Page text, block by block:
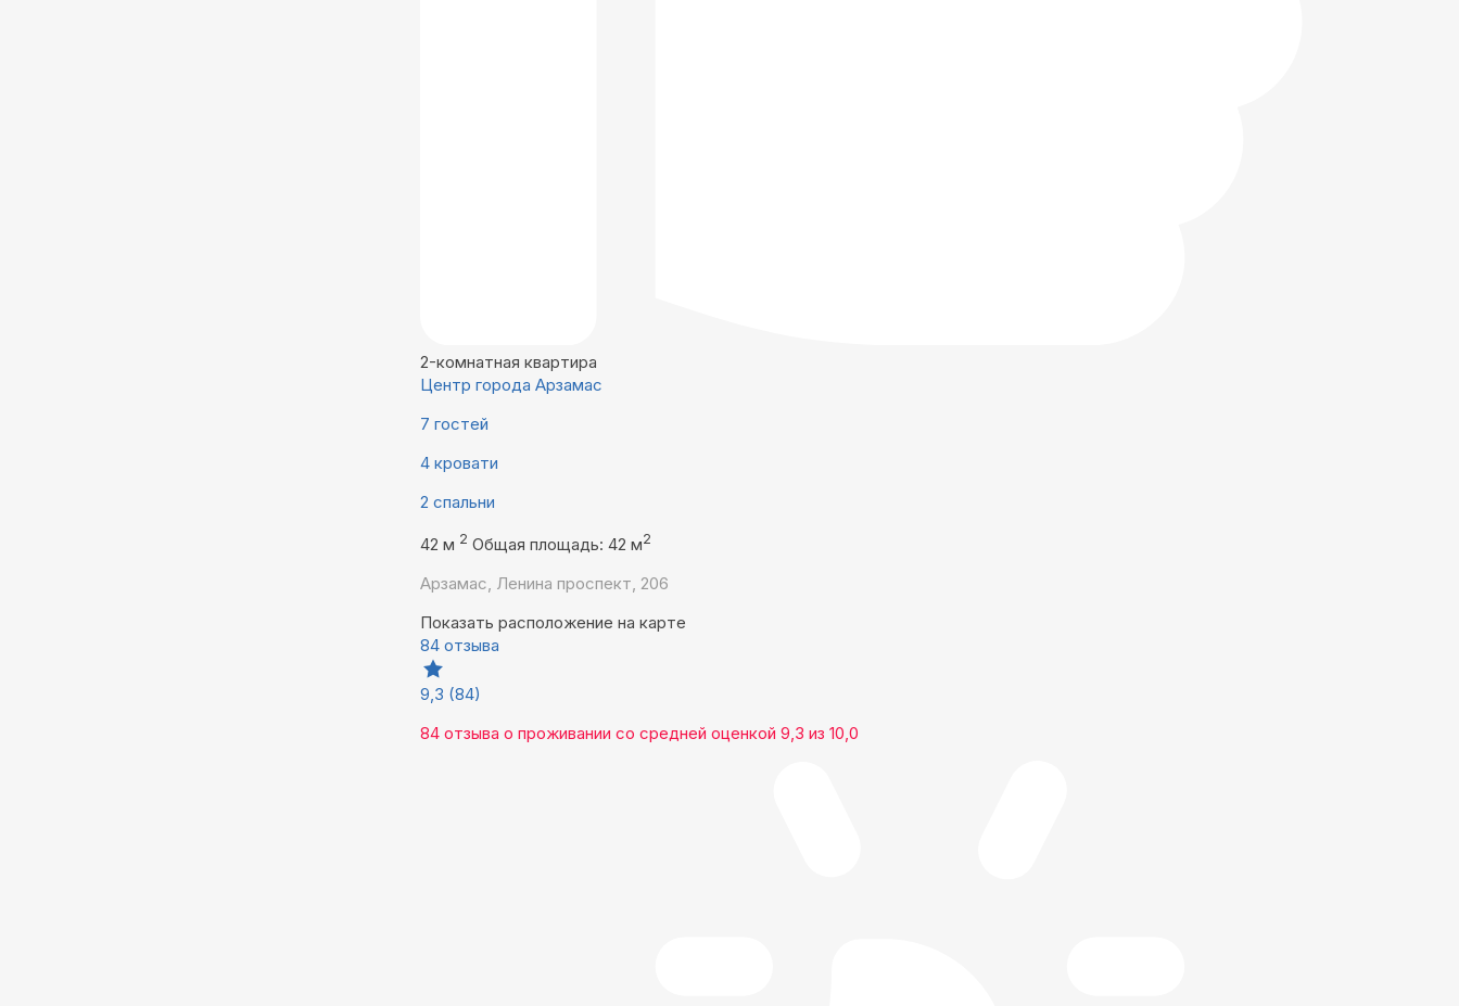
2-комнатная квартира
Центр города Арзамас
7 гостей
4 кровати
2 спальни
42 м 2 Общая площадь: 42 м2
Арзамас, Ленина проспект, 206
Показать расположение на карте
84 отзыва
9,3 (84)
84 отзыва о проживании со средней оценкой 9,3 из 10,0